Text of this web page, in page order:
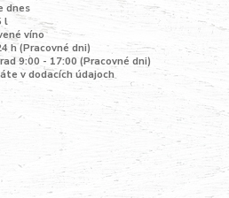
dnes
l
víno
h (Pracovné dni)
9:00 - 17:00 (Pracovné dni)
v dodacích údajoch